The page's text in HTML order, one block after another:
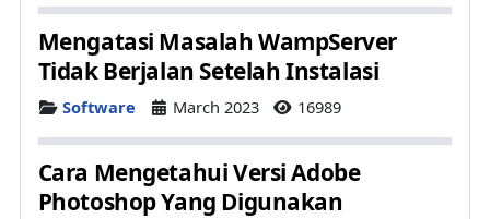
Mengatasi Masalah WampServer
Tidak Berjalan Setelah Instalasi
Details
Software March 2023 16989
Cara Mengetahui Versi Adobe
Photoshop Yang Digunakan